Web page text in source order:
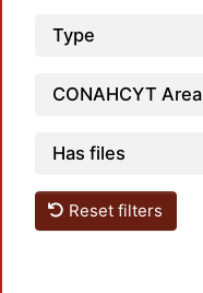
Type
CONAHCYT Area
Has files
Reset filters